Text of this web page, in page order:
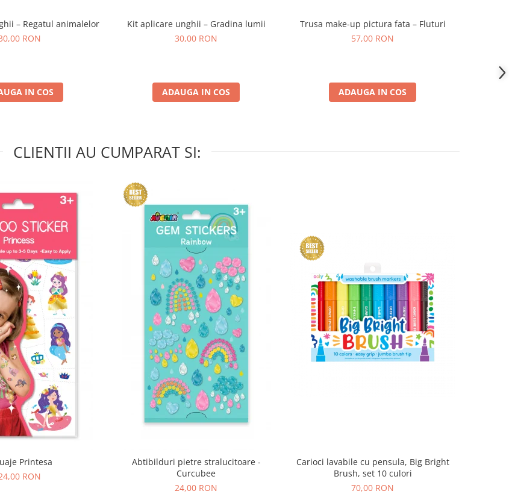
– Regatul animalelor
RON
IN COS
Kit aplicare unghii – Gradina lumii
30,00 RON
ADAUGA IN COS
Trusa make-up pictura fata – Fluturi
57,00 RON
ADAUGA IN COS
CLIENTII AU CUMPARAT SI:
Printesa
RON
Abtibilduri pietre stralucitoare -
Curcubee
24,00 RON
Carioci lavabile cu pensula, Big Bright
Brush, set 10 culori
70,00 RON